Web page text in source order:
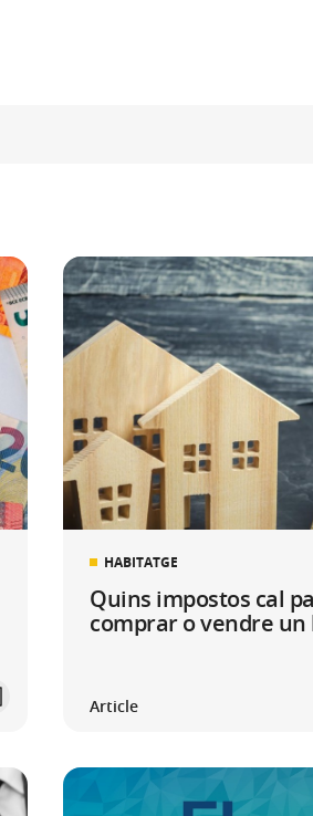
HABITATGE
Quins impostos cal
comprar o vendre un
Article